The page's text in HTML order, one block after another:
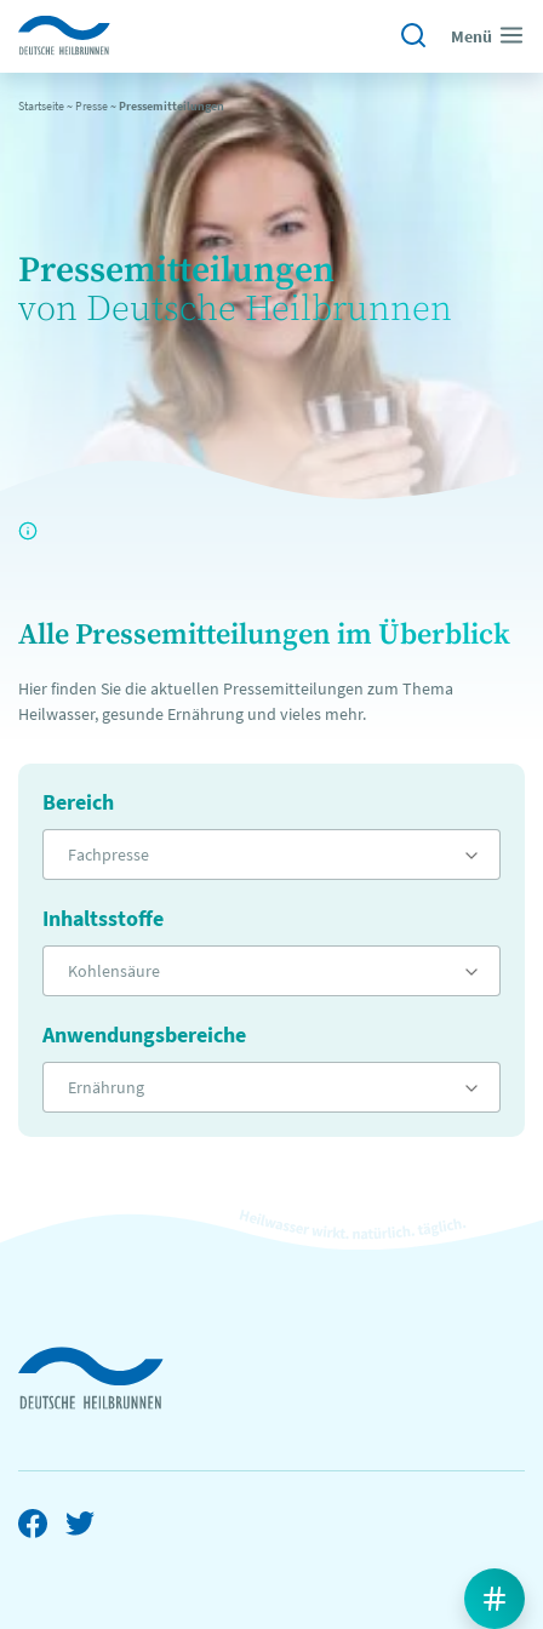
Menü
Startseite~ Presse~Pressemitteilungen
Pressemitteilungen
von Deutsche Heilbrunnen
Alle Pressemitteilungen im Überblick
Hier finden Sie die aktuellen Pressemitteilungen zum Thema
Heilwasser, gesunde Ernährung und vieles mehr.
Bereich
Fachpresse
Inhaltsstoffe
Kohlensäure
Anwendungsbereiche
Ernährung